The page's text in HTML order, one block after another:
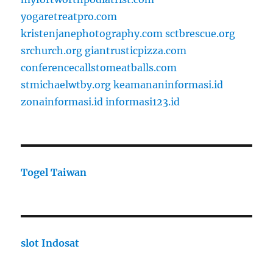
yogaretreatpro.com
kristenjanephotography.com sctbrescue.org
srchurch.org giantrusticpizza.com
conferencecallstomeatballs.com
stmichaelwtby.org keamananinformasi.id
zonainformasi.id informasi123.id
Togel Taiwan
slot Indosat